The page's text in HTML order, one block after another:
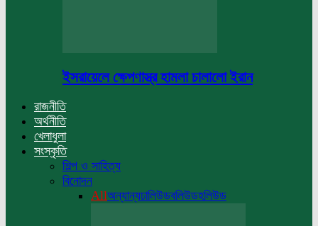
ইসরায়েলে ক্ষেপণাস্ত্র হামলা চালালো ইরান
রাজনীতি
অর্থনীতি
খেলাধুলা
সংস্কৃতি
শিল্প ও সাহিত্য
বিনোদন
Allঅন্যান্যঢালিউডবলিউডহলিউড